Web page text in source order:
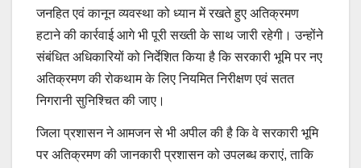
जनहित एवं कानून व्यवस्था को ध्यान में रखते हुए अतिक्रमण
हटाने की कार्रवाई आगे भी पूरी सख्ती के साथ जारी रहेगी। उन्होंने
संबंधित अधिकारियों को निर्देशित किया है कि सरकारी भूमि पर नए
अतिक्रमण की रोकथाम के लिए नियमित निरीक्षण एवं सतत
निगरानी सुनिश्चित की जाए।
जिला प्रशासन ने आमजन से भी अपील की है कि वे सरकारी भूमि
पर अतिक्रमण की जानकारी प्रशासन को उपलब्ध कराएं, ताकि